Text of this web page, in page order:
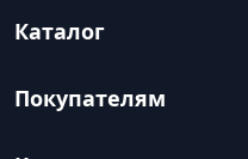
Каталог
Покупателям